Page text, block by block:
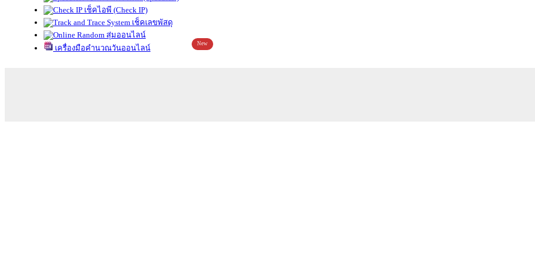
เช็คไอพี (Check IP)
เช็คเลขพัสดุ
สุ่มออนไลน์
เครื่องมือคำนวณวันออนไลน์
New